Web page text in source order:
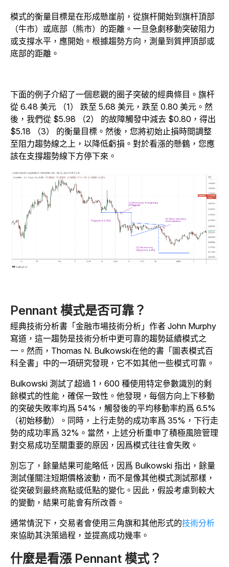
模式的衡量目標是在形成懸崖前，從旗杆開始到旗杆頂部
（牛市）或底部（熊市）的距離。一旦急劇移動突破阻力
或支撐水平，應開始。根據趨勢方向，測量到質押頂部或
底部的距離。
下面的例子介紹了一個悲觀的圈子突破的經典條目。旗杆
從 6.48 美元 （1） 跌至 5.68 美元，跌至 0.80 美元。然
後，我們從 $5.98 （2） 的故障觸發中減去 $0.80，得出
$5.18 （3） 的衡量目標。然後，您將初始止損時間調整
至阻力趨勢線之上，以降低虧損。對於看漲的懸鶴，您應
該在支撐趨勢線下方停下來。
Pennant 模式是否可靠？
經典技術分析書「金融市場技術分析」作者 John Murphy
寫道，這一趨勢是技術分析中更可靠的趨勢延續模式之
一。 然而，Thomas N. Bulkowski在他的書「圖表模式百
科全書」中的一項研究發現，它不如其他一些模式可靠。
Bulkowski 測試了超過 1，600 種使用特定參數識別的剩
餘模式的性能，確保一致性。他發現，每個方向上下移動
的突破失敗率均爲 54%，觸發後的平均移動率約爲 6.5%
（初始移動）。同時，上行走勢的成功率爲 35%，下行走
勢的成功率爲 32%。當然，上述分析重申了積極風險管理
對交易成功至關重要的原因，因爲模式往往會失敗。
別忘了，餘量結果可能略低，因爲 Bulkowski 指出，餘量
測試僅關注短期價格波動，而不是像其他模式測試那樣，
從突破到最終高點或低點的變化。因此，假設考慮到較大
的變動，結果可能會有所改善。
通常情況下，交易者會使用三角旗和其他形式的技術分析
來協助其決策過程，並提高成功幾率。
什麼是看漲 Pennant 模式？